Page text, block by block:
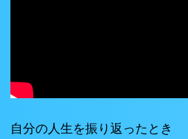
自分の人生を振り返ったとき